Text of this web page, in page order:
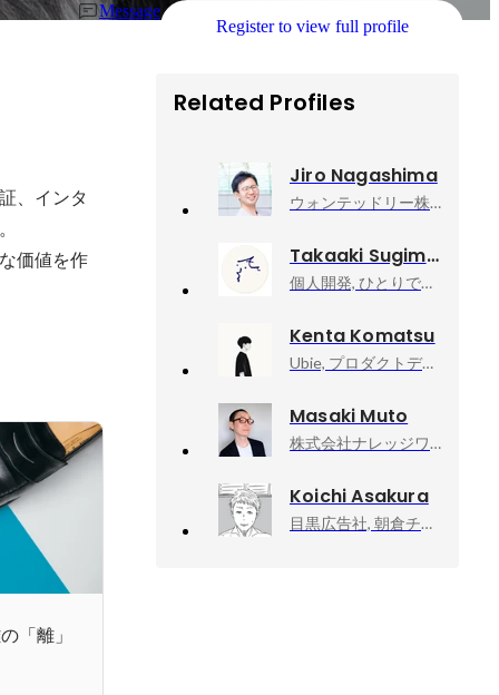
Message
Register to view full profile
、インタ
価値を作
「離」
Related Profiles
Jiro Nagashima
ウォンテッドリー株式会社, エンジニア
Takaaki Sugimoto
個人開発, ひとりで全部やる
Kenta Komatsu
Ubie, プロダクトデザイナー
Masaki Muto
株式会社ナレッジワーク, ソリューションセールス
Koichi Asakura
目黒広告社, 朝倉チーム／クリエイティブ・ディレクター